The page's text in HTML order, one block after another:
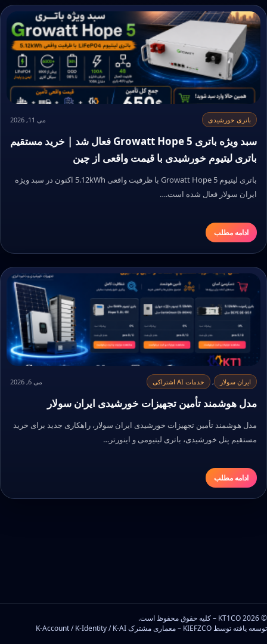
باتری خورشیدی می 11, 2026
سبد ویژه باتری Growatt Hope 5 فعال شد | خرید مستقیم
باتری لیتیوم خورشیدی با قیمت واقعی از چین
باتری لیتیوم Growatt Hope 5 با ظرفیت واقعی 5.12kWh اکنون در سبد ویژه
ایران سولار فعال شده است.…
ادامه مطلب
ایران سولار , خدمات AI اشتراکی می 6, 2026
مدل هوشمند تأمین تجهیزات خورشیدی ایران سولار
مدل هوشمند تأمین تجهیزات خورشیدی ایران سولار، راهکاری جدید برای خرید
مستقیم پنل خورشیدی، باتری لیتیومی و اینورتر…
ادامه مطلب
© 2026 KT1CO – کلیه حقوق محفوظ است.
توسعه یافته توسط KIEFZCO – معماری مشترک K-Account / K-Identity / K-AI